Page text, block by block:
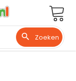
Zoeken